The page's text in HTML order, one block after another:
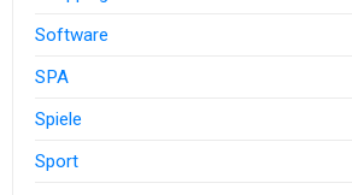
Software
SPA
Spiele
Sport